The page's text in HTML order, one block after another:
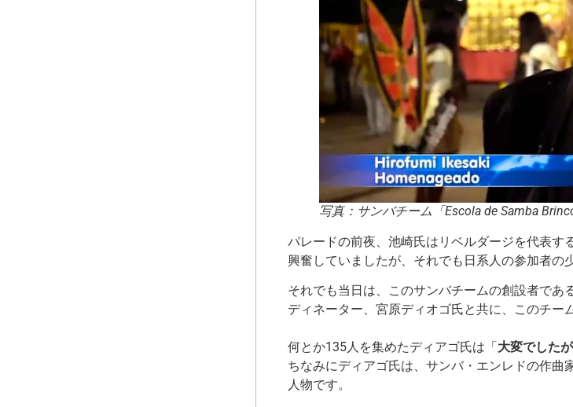
写真：サンバチーム「Escola de Samba
パレードの前夜、池崎氏はリベルダージを代表
興奮していましたが、それでも日系人の参加者の
それでも当日は、このサンバチームの創設者で
ディネーター、宮原ディオゴ氏と共に、このチー
何とか135人を集めたディアゴ氏は「大変でした
ちなみにディアゴ氏は、サンバ・エンレドの作
人物です。